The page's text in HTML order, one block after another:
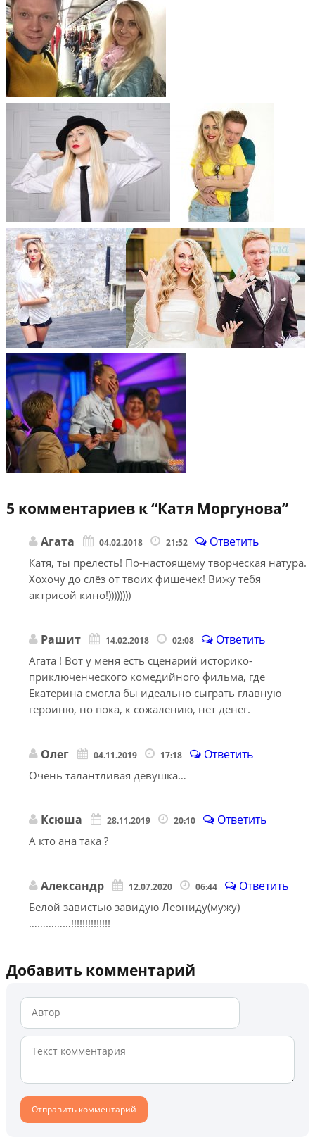
5 комментариев к “Катя Моргунова”
Агата 04.02.2018 21:52 Ответить
Катя, ты прелесть! По-настоящему творческая натура.
Хохочу до слёз от твоих фишечек! Вижу тебя
актрисой кино!))))))))
Рашит 14.02.2018 02:08 Ответить
Агата ! Вот у меня есть сценарий историко-
приключенческого комедийного фильма, где
Екатерина смогла бы идеально сыграть главную
героиню, но пока, к сожалению, нет денег.
Олег 04.11.2019 17:18 Ответить
Очень талантливая девушка…
Ксюша 28.11.2019 20:10 Ответить
А кто ана така ?
Александр 12.07.2020 06:44 Ответить
Белой завистью завидую Леониду(мужу)
……………!!!!!!!!!!!!!!
Добавить комментарий